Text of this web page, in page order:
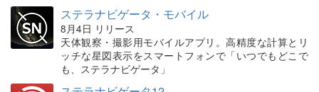
ステラナビゲータ・モバイル
8月4日 リリース
天体観察・撮影用モバイルアプリ。高精度な計算とリ
ッチな星図表示をスマートフォンで「いつでもどこで
も、ステラナビゲータ」